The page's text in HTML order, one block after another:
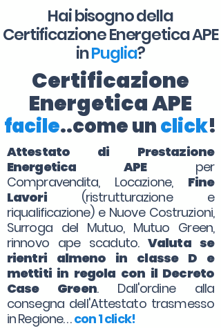
Hai bisogno della
Certificazione Energetica APE
inPuglia?
Certificazione
Energetica APE
facile..come unclick!
Attestato di Prestazione
Energetica APEper
Compravendita, Locazione, Fine
Lavori(ristrutturazione e
riqualificazione) e Nuove Costruzioni,
Surroga del Mutuo, Mutuo Green,
rinnovo ape scaduto.Valuta se
rientri almeno in classe D e
mettiti in regola con il Decreto
Case Green. Dall'ordine alla
consegna dell'Attestato trasmesso
in Regione. . .con 1 click!